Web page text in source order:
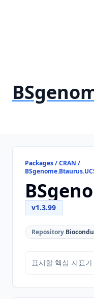
Packages / CRAN /
v1.3.99
Repository
표시할 핵심 지표